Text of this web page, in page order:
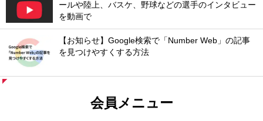
ールや陸上、バスケ、野球などの選手のインタビュー
を動画で
【お知らせ】Google検索で「Number Web」の記事
を見つけやすくする方法
会員メニュー